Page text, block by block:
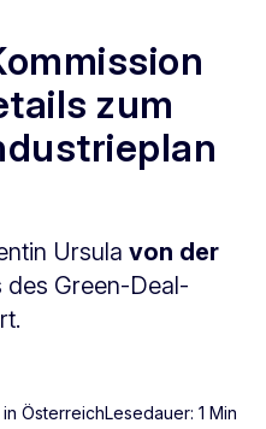
zum
Ursula von der
des Green-Deal-
ÖsterreichLesedauer: 1 Min